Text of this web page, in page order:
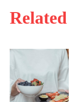
Related